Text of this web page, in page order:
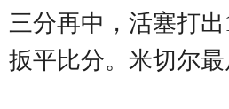
三分再中，活塞打
扳平比分。米切尔